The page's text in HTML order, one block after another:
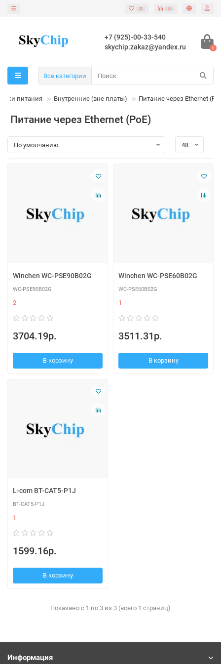
0 0
+7 (925)-00-33-540
skychip.zakaz@yandex.ru
0
Все категории
питания Внутренние (вне платы) Питание через Ethernet
Питание через Ethernet (PoE)
Winchen WC-PSE90B02G
WC-PSE90B02G
2
3704.19р.
В корзину
Winchen WC-PSE60B02G
WC-PSE60B02G
1
3511.31р.
В корзину
L-com BT-CAT5-P1J
BT-CAT5-P1J
1
1599.16р.
В корзину
Показано с 1 по 3 из 3 (всего 1 страниц)
Информация